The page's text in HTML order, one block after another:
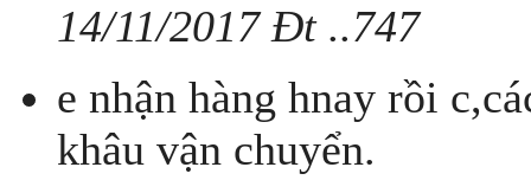
14/11/2017 Đt ..747
e nhận hàng hnay rồi
khâu vận chuyển.